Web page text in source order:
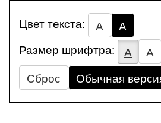
Цвет текста: А
А
Размер шрифтра:
А А
Сброс
Обычная